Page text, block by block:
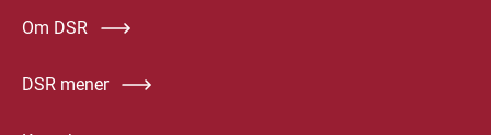
Om DSR
DSR mener